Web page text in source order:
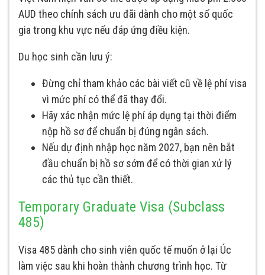
AUD theo chính sách ưu đãi dành cho một số quốc
gia trong khu vực nếu đáp ứng điều kiện.
Du học sinh cần lưu ý:
Đừng chỉ tham khảo các bài viết cũ về lệ phí visa
vì mức phí có thể đã thay đổi.
Hãy xác nhận mức lệ phí áp dụng tại thời điểm
nộp hồ sơ để chuẩn bị đúng ngân sách.
Nếu dự định nhập học năm 2027, bạn nên bắt
đầu chuẩn bị hồ sơ sớm để có thời gian xử lý
các thủ tục cần thiết.
Temporary Graduate Visa (Subclass
485)
Visa 485 dành cho sinh viên quốc tế muốn ở lại Úc
làm việc sau khi hoàn thành chương trình học. Từ